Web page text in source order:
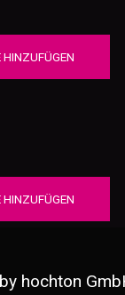
HINZUFÜGEN
HINZUFÜGEN
hochton